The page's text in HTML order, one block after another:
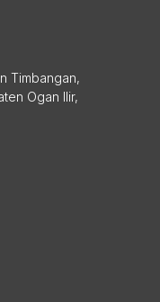
Timbangan,
Ogan Ilir,